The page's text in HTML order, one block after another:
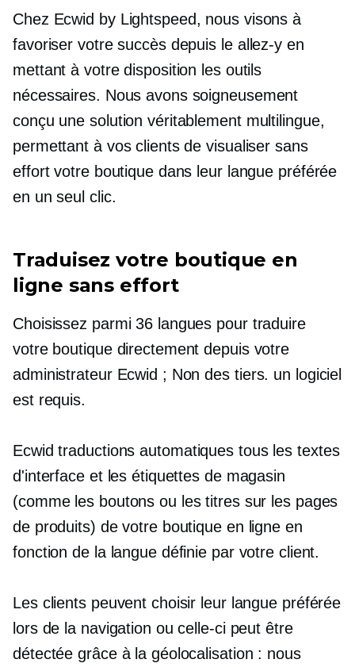
Chez Ecwid by Lightspeed, nous visons à
favoriser votre succès depuis le allez-y en
mettant à votre disposition les outils
nécessaires. Nous avons soigneusement
conçu une solution véritablement multilingue,
permettant à vos clients de visualiser sans
effort votre boutique dans leur langue préférée
en un seul clic.
Traduisez votre boutique en
ligne sans effort
Choisissez parmi 36 langues pour traduire
votre boutique directement depuis votre
administrateur Ecwid ; Nondes tiers. un logiciel
est requis.
Ecwidtraductions automatiques tous les textes
d'interface et les étiquettes de magasin
(comme les boutons ou les titres sur les pages
de produits) de votre boutique en ligne en
fonction de la langue définie par votre client.
Les clients peuvent choisir leur langue préférée
lors de la navigation ou celle-ci peut être
détectée grâce à la géolocalisation : nous